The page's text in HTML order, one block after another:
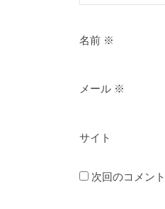
名前 ※
メール ※
サイト
次回のコメン